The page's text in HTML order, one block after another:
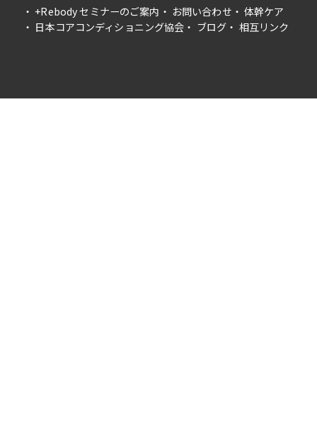
+Rebody セミナーのご案内 お問い合わせ
体幹ケア
日本コアコンディショニング協会
ブログ 相互リンク